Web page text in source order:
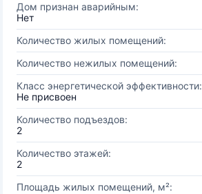
Дом признан аварийным:
Нет
Количество жилых помещений:
Количество нежилых помещений:
Класс энергетической эффективности:
Не присвоен
Количество подъездов:
2
Количество этажей:
2
Площадь жилых помещений, м²: